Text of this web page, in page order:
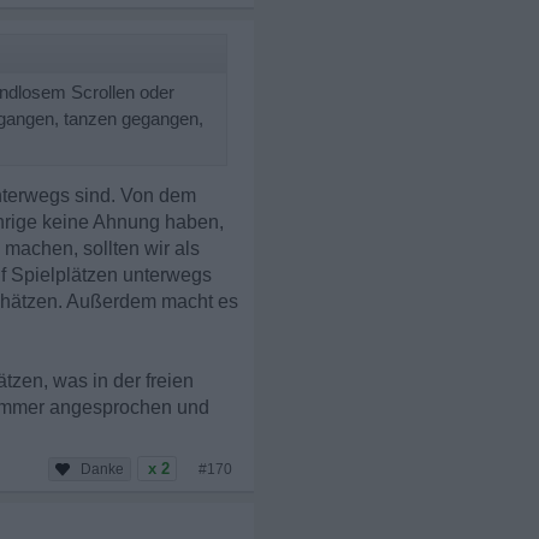
Scrollen oder
tanzen gegangen,
sind. Von dem
keine Ahnung haben,
sollten wir als
Spielplätzen unterwegs
Außerdem macht es
was in der freien
angesprochen und
x 2 #170